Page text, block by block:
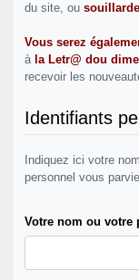
du site, ou souillarde
Vous serez
à la Letr@ dou
recevoir les
Identifiants
Indiquez ici votre
personnel vous
Votre nom ou votre